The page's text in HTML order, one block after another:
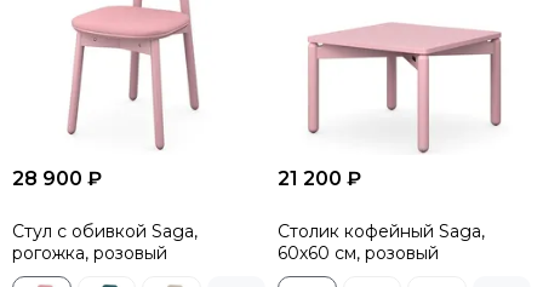
28 900 ₽
Стул с обивкой Saga,
рогожка, розовый
21 200 ₽
Столик кофейный Saga,
60х60 см, розовый